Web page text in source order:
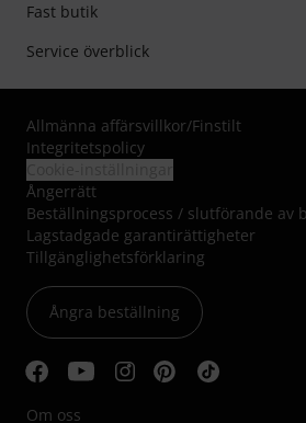
Fast butik
Service överblick
Allmänna affärsvillkor/Finstilt
Integritetspolicy
Ångerrätt
Beställningsprocess / slutförande av
Lagstadgade garantirättigheter
Tillgänglighetsförklaring
Ångra beställning
Om oss